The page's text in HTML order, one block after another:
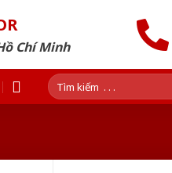
Chí Minh
Tìm
kiếm: